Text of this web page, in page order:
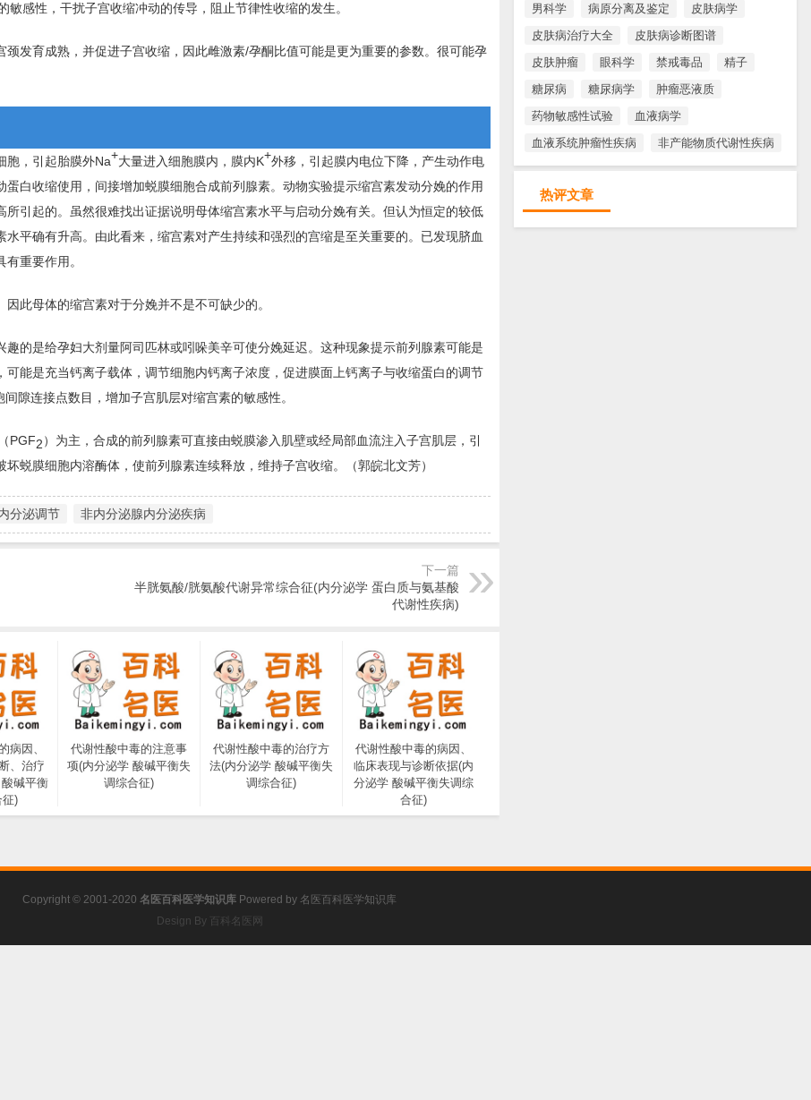
男科学
病原分离及鉴定
皮肤病学
皮肤病治疗大全
皮肤病诊断图谱
皮肤肿瘤
眼科学 禁戒毒品
精子
糖尿病
糖尿病学
肿瘤恶液质
药物敏感性试验
血液病学
血液系统肿瘤性疾病
非产能物质代谢性疾病
热评文章
感性，干扰子宫收缩冲动的传导，阻止节律性收缩的发生。
发育成熟，并促进子宫收缩，因此雌激素/孕酮比值可能是更为重要的参数。很可能孕
胞，引起胎膜外Na+大量进入细胞膜内，膜内K+外移，引起膜内电位下降，产生动作电
白收缩使用，间接增加蜕膜细胞合成前列腺素。动物实验提示缩宫素发动分娩的作用
引起的。虽然很难找出证据说明母体缩宫素水平与启动分娩有关。但认为恒定的较低
平确有升高。由此看来，缩宫素对产生持续和强烈的宫缩是至关重要的。已发现脐血
重要作用。
此母体的缩宫素对于分娩并不是不可缺少的。
的是给孕妇大剂量阿司匹林或吲哚美辛可使分娩延迟。这种现象提示前列腺素可能是
能是充当钙离子载体，调节细胞内钙离子浓度，促进膜面上钙离子与收缩蛋白的调节
隙连接点数目，增加子宫肌层对缩宫素的敏感性。
（PGF2）为主，合成的前列腺素可直接由蜕膜渗入肌壁或经局部血流注入子宫肌层，引
蜕膜细胞内溶酶体，使前列腺素连续释放，维持子宫收缩。（郭皖北文芳）
分泌调节 非内分泌腺内分泌疾病
下一篇
半胱氨酸/胱氨酸代谢异常综合征(内分泌学 蛋白质与氨基酸
代谢性疾病)
病因、
、治疗
碱平衡
征)
代谢性酸中毒的注意事
项(内分泌学 酸碱平衡失
调综合征)
代谢性酸中毒的治疗方
法(内分泌学 酸碱平衡失
调综合征)
代谢性酸中毒的病因、
临床表现与诊断依据(内
分泌学 酸碱平衡失调综
合征)
Copyright © 2001-2020 名医百科医学知识库 Powered by 名医百科医学知识库
Design By 百科名医网